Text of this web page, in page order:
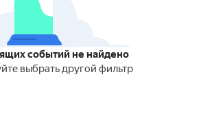
событий не найдено
выбрать другой фильтр